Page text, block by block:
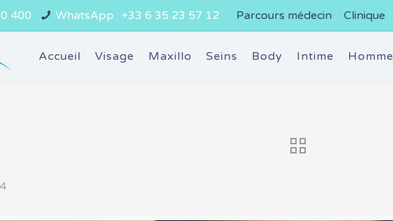
400 WhatsApp : +33 6 35 23 57 12 Parcours médecin Clinique
Accueil Visage Maxillo Seins Body Intime Homme